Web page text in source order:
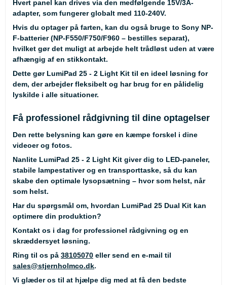
Hvert panel kan drives via den medfølgende 15V/3A-
adapter, som fungerer globalt med 110-240V.
Hvis du optager på farten, kan du også bruge to Sony NP-
F-batterier (NP-F550/F750/F960 – bestilles separat),
hvilket gør det muligt at arbejde helt trådløst uden at være
afhængig af en stikkontakt.
Dette gør LumiPad 25 - 2 Light Kit til en ideel løsning for
dem, der arbejder fleksibelt og har brug for en pålidelig
lyskilde i alle situationer.
Få professionel rådgivning til dine optagelser
Den rette belysning kan gøre en kæmpe forskel i dine
videoer og fotos.
Nanlite LumiPad 25 - 2 Light Kit giver dig to LED-paneler,
stabile lampestativer og en transporttaske, så du kan
skabe den optimale lysopsætning – hvor som helst, når
som helst.
Har du spørgsmål om, hvordan LumiPad 25 Dual Kit kan
optimere din produktion?
Kontakt os i dag for professionel rådgivning og en
skræddersyet løsning.
Ring til os på 38105070 eller send en e-mail til
sales@stjernholmco.dk.
Vi glæder os til at hjælpe dig med at få den bedste